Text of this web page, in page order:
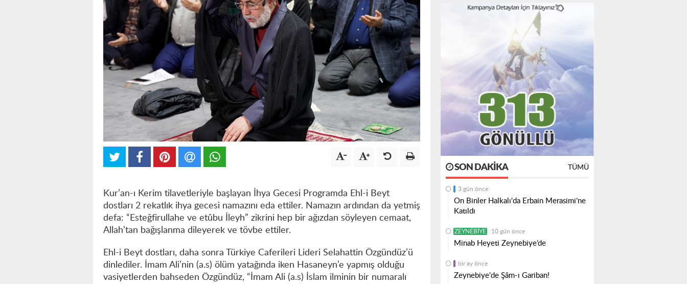
Kur’an-ı Kerim tilavetleriyle başlayan İhya Gecesi Programda Ehl-i Beyt
dostları 2 rekatlık ihya gecesi namazını eda ettiler. Namazın ardından da yetmiş
defa: “Esteğfirullahe ve etûbu İleyh” zikrini hep bir ağızdan söyleyen cemaat,
Allah’tan bağışlanma dileyerek ve tövbe ettiler.
Ehl-i Beyt dostları, daha sonra Türkiye Caferileri Lideri Selahattin Özgündüz’ü
dinlediler. İmam Ali’nin (a.s) ölüm yatağında iken Hasaneyn’e yapmış olduğu
vasiyetlerden bahseden Özgündüz, “İmam Ali (a.s) İslam ilminin bir numaralı
SON DAKIKA TÜMÜ
3 gün önce
On Binler Halkalı'da Erbain Merasimi’ne
Katıldı
ZEYNEBIYE 10 gün önce
Minab Heyeti Zeynebiye’de
bir ay önce
Zeynebiye'de Şâm-ı Gariban!